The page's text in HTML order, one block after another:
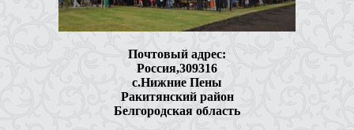
Почтовый адрес:
Россия,309316
c.Нижние Пены
Ракитянский район
Белгородская область